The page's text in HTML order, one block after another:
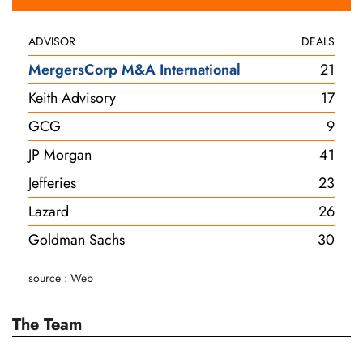
ADVISOR DEALS
MergersCorp M&A International
21
Keith Advisory
17
GCG
9
JP Morgan
41
Jefferies
23
Lazard
26
Goldman Sachs
30
source : Web
The Team